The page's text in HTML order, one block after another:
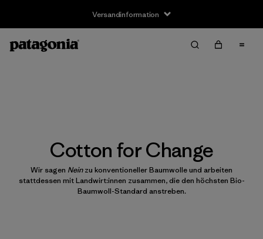
Versandinformation
Cotton for Change
Wir sagen Neinzu konventioneller Baumwolle und arbeiten
stattdessen mit Landwirt:innen zusammen, die den höchsten Bio-
Baumwoll-Standard anstreben.